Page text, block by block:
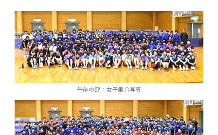
午前の部：女子集合写真